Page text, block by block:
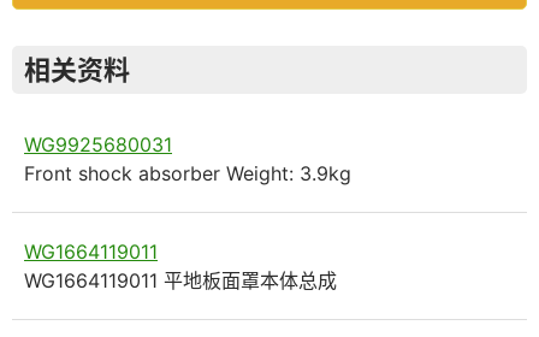
相关资料
WG9925680031
Front shock absorber Weight: 3.9kg
WG1664119011
WG1664119011 平地板面罩本体总成